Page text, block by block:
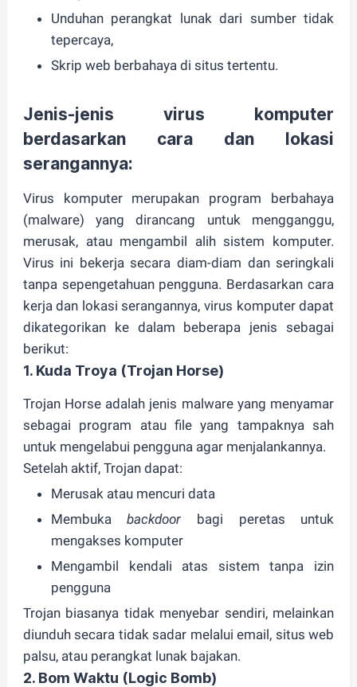
Unduhan perangkat lunak dari sumber tidak
tepercaya,
Skrip web berbahaya di situs tertentu.
Jenis-jenis virus komputer
berdasarkan cara dan lokasi
serangannya:
Virus komputer merupakan program berbahaya
(malware) yang dirancang untuk mengganggu,
merusak, atau mengambil alih sistem komputer.
Virus ini bekerja secara diam-diam dan seringkali
tanpa sepengetahuan pengguna. Berdasarkan cara
kerja dan lokasi serangannya, virus komputer dapat
dikategorikan ke dalam beberapa jenis sebagai
berikut:
1. Kuda Troya (Trojan Horse)
Trojan Horse adalah jenis malware yang menyamar
sebagai program atau file yang tampaknya sah
untuk mengelabui pengguna agar menjalankannya.
Setelah aktif, Trojan dapat:
Merusak atau mencuri data
Membukabackdoor bagi peretas untuk
mengakses komputer
Mengambil kendali atas sistem tanpa izin
pengguna
Trojan biasanya tidak menyebar sendiri, melainkan
diunduh secara tidak sadar melalui email, situs web
palsu, atau perangkat lunak bajakan.
2. Bom Waktu (Logic Bomb)